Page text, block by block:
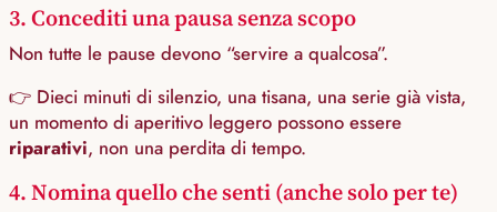
3. Concediti una pausa senza scopo
Non tutte le pause devono “servire a qualcosa”.
👉 Dieci minuti di silenzio, una tisana, una serie già vista,
un momento di aperitivo leggero possono essere
riparativi, non una perdita di tempo.
4. Nomina quello che senti (anche solo per te)